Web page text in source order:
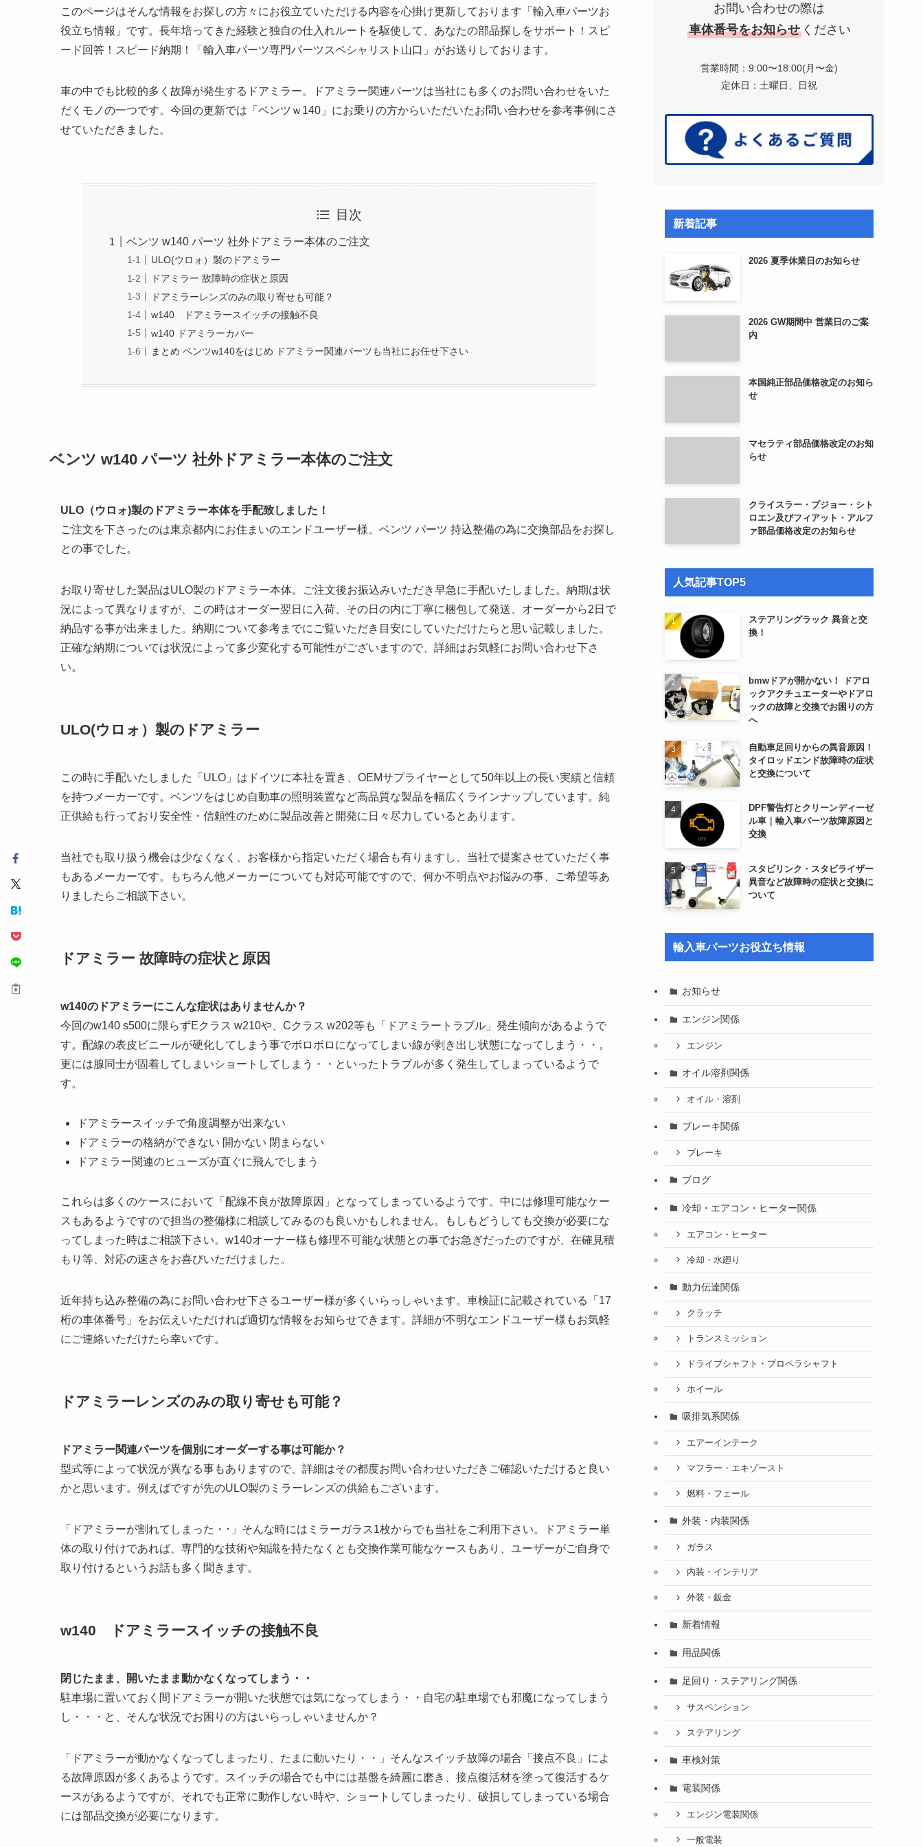
このページはそんな情報をお探しの方々にお役立ていただける内容を心掛け更新しております「輸入車パーツお
役立ち情報」です。長年培ってきた経験と独自の仕入れルートを駆使して、あなたの部品探しをサポート！スピ
ード回答！スピード納期！「輸入車パーツ専門パーツスペシャリスト山口」がお送りしております。
車の中でも比較的多く故障が発生するドアミラー。ドアミラー関連パーツは当社にも多くのお問い合わせをいた
だくモノの一つです。今回の更新では「ベンツｗ140」にお乗りの方からいただいたお問い合わせを参考事例にさ
せていただきました。
目次
ベンツ w140 パーツ 社外ドアミラー本体のご注文
ULO(ウロォ）製のドアミラー
ドアミラー 故障時の症状と原因
ドアミラーレンズのみの取り寄せも可能？
w140 ドアミラースイッチの接触不良
w140 ドアミラーカバー
まとめ ベンツw140をはじめ ドアミラー関連パーツも当社にお任せ下さい
ベンツ w140 パーツ 社外ドアミラー本体のご注文
ULO（ウロォ)製のドアミラー本体を手配致しました！
ご注文を下さったのは東京都内にお住まいのエンドユーザー様。ベンツ パーツ 持込整備の為に交換部品をお探し
との事でした。
お取り寄せした製品はULO製のドアミラー本体。ご注文後お振込みいただき早急に手配いたしました。納期は状
況によって異なりますが、この時はオーダー翌日に入荷、その日の内に丁寧に梱包して発送、オーダーから2日で
納品する事が出来ました。納期について参考までにご覧いただき目安にしていただけたらと思い記載しました。
正確な納期については状況によって多少変化する可能性がございますので、詳細はお気軽にお問い合わせ下さ
い。
ULO(ウロォ）製のドアミラー
この時に手配いたしました「ULO」はドイツに本社を置き、OEMサプライヤーとして50年以上の長い実績と信頼
を持つメーカーです。ベンツをはじめ自動車の照明装置など高品質な製品を幅広くラインナップしています。純
正供給も行っており安全性・信頼性のために製品改善と開発に日々尽力しているとあります。
当社でも取り扱う機会は少なくなく、お客様から指定いただく場合も有りますし、当社で提案させていただく事
もあるメーカーです。もちろん他メーカーについても対応可能ですので、何か不明点やお悩みの事、ご希望等あ
りましたらご相談下さい。
ドアミラー 故障時の症状と原因
w140のドアミラーにこんな症状はありませんか？
今回のw140 s500に限らずEクラス w210や、Cクラス w202等も「ドアミラートラブル」発生傾向があるようで
す。配線の表皮ビニールが硬化してしまう事でボロボロになってしまい線が剥き出し状態になってしまう・・。
更には腺同士が固着してしまいショートしてしまう・・といったトラブルが多く発生してしまっているようで
す。
ドアミラースイッチで角度調整が出来ない
ドアミラーの格納ができない 開かない 閉まらない
ドアミラー関連のヒューズが直ぐに飛んでしまう
これらは多くのケースにおいて「配線不良が故障原因」となってしまっているようです。中には修理可能なケー
スもあるようですので担当の整備様に相談してみるのも良いかもしれません。もしもどうしても交換が必要にな
ってしまった時はご相談下さい。w140オーナー様も修理不可能な状態との事でお急ぎだったのですが、在確見積
もり等、対応の速さをお喜びいただけました。
近年持ち込み整備の為にお問い合わせ下さるユーザー様が多くいらっしゃいます。車検証に記載されている「17
桁の車体番号」をお伝えいただければ適切な情報をお知らせできます。詳細が不明なエンドユーザー様もお気軽
にご連絡いただけたら幸いです。
ドアミラーレンズのみの取り寄せも可能？
ドアミラー関連パーツを個別にオーダーする事は可能か？
型式等によって状況が異なる事もありますので、詳細はその都度お問い合わせいただきご確認いただけると良い
かと思います。例えばですが先のULO製のミラーレンズの供給もございます。
「ドアミラーが割れてしまった・･」そんな時にはミラーガラス1枚からでも当社をご利用下さい。ドアミラー単
体の取り付けであれば、専門的な技術や知識を持たなくとも交換作業可能なケースもあり、ユーザーがご自身で
取り付けるというお話も多く聞きます。
w140 ドアミラースイッチの接触不良
閉じたまま、開いたまま動かなくなってしまう・・
駐車場に置いておく間ドアミラーが開いた状態では気になってしまう・・自宅の駐車場でも邪魔になってしまう
し・・・と、そんな状況でお困りの方はいらっしゃいませんか？
「ドアミラーが動かなくなってしまったり、たまに動いたり・・」そんなスイッチ故障の場合「接点不良」によ
る故障原因が多くあるようです。スイッチの場合でも中には基盤を綺麗に磨き、接点復活材を塗って復活するケ
ースがあるようですが、それでも正常に動作しない時や、ショートしてしまったり、破損してしまっている場合
には部品交換が必要になります。
お問い合わせの際は
車体番号をお知らせ ください
営業時間：9:00〜18:00(月〜金)
定休日：土曜日、日祝
新着記事
2026 夏季休業日のお知らせ
2026 GW期間中 営業日のご案
内
本国純正部品価格改定のお知ら
せ
マセラティ部品価格改定のお知
らせ
クライスラー・プジョー・シト
ロエン及びフィアット・アルフ
ァ部品価格改定のお知らせ
人気記事TOP5
ステアリングラック 異音と交
換！
bmwドアが開かない！ ドアロ
ックアクチュエーターやドアロ
ックの故障と交換でお困りの方
へ
自動車足回りからの異音原因！
タイロッドエンド故障時の症状
と交換について
DPF警告灯とクリーンディーゼ
ル車｜輸入車パーツ故障原因と
交換
スタビリンク・スタビライザー
異音など故障時の症状と交換に
ついて
輸入車パーツお役立ち情報
お知らせ
エンジン関係
エンジン
オイル溶剤関係
オイル・溶剤
ブレーキ関係
ブレーキ
ブログ
冷却・エアコン・ヒーター関係
エアコン・ヒーター
冷却・水廻り
動力伝達関係
クラッチ
トランスミッション
ドライブシャフト・プロペラシャフト
ホイール
吸排気系関係
エアーインテーク
マフラー・エキゾースト
燃料・フェール
外装・内装関係
ガラス
内装・インテリア
外装・鈑金
新着情報
用品関係
足回り・ステアリング関係
サスペンション
ステアリング
車検対策
電装関係
エンジン電装関係
一般電装